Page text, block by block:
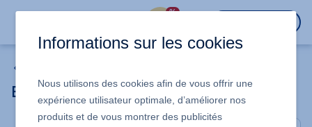
%
Enregistrement TXT
Informations sur les cookies
Nous utilisons des cookies afin de vous offrir une
expérience utilisateur optimale, d’améliorer nos
produits et de vous montrer des publicités